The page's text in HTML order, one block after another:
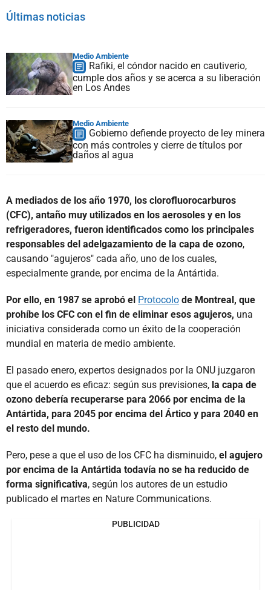
Últimas noticias
Medio Ambiente
Rafiki, el cóndor nacido en cautiverio,
cumple dos años y se acerca a su liberación
en Los Andes
Medio Ambiente
Gobierno defiende proyecto de ley minera
con más controles y cierre de títulos por
daños al agua
A mediados de los año 1970, los clorofluorocarburos
(CFC), antaño muy utilizados en los aerosoles y en los
refrigeradores, fueron identificados como los principales
responsables del adelgazamiento de la capa de ozono,
causando "agujeros" cada año, uno de los cuales,
especialmente grande, por encima de la Antártida.
Por ello, en 1987 se aprobó el Protocolo de Montreal, que
prohíbe los CFC con el fin de eliminar esos agujeros, una
iniciativa considerada como un éxito de la cooperación
mundial en materia de medio ambiente.
El pasado enero, expertos designados por la ONU juzgaron
que el acuerdo es eficaz: según sus previsiones, la capa de
ozono debería recuperarse para 2066 por encima de la
Antártida, para 2045 por encima del Ártico y para 2040 en
el resto del mundo.
Pero, pese a que el uso de los CFC ha disminuido, el agujero
por encima de la Antártida todavía no se ha reducido de
forma significativa, según los autores de un estudio
publicado el martes en Nature Communications.
PUBLICIDAD